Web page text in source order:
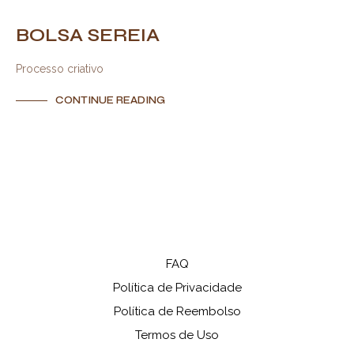
BOLSA SEREIA
Processo criativo
CONTINUE READING
FAQ
Política de Privacidade
Política de Reembolso
Termos de Uso